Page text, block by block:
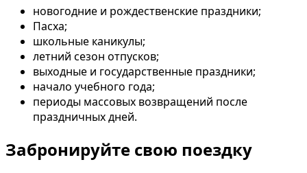
новогодние и рождественские праздники;
Пасха;
школьные каникулы;
летний сезон отпусков;
выходные и государственные праздники;
начало учебного года;
периоды массовых возвращений после
праздничных дней.
Забронируйте свою поездку